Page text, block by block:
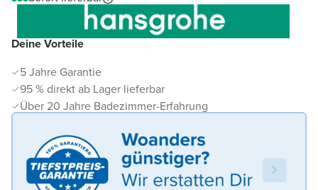
Deine Vorteile
5 Jahre Garantie
95 % direkt ab Lager lieferbar
Über 20 Jahre Badezimmer-Erfahrung